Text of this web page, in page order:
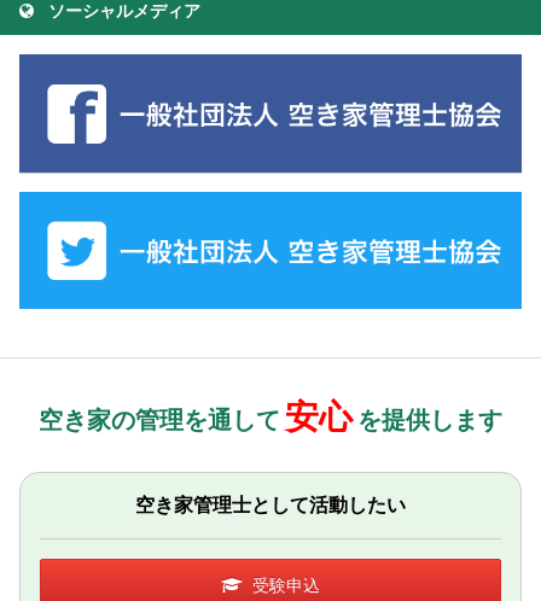
ソーシャルメディア
空き家の管理を通して 安心 を提供します
空き家管理士として活動したい
受験申込